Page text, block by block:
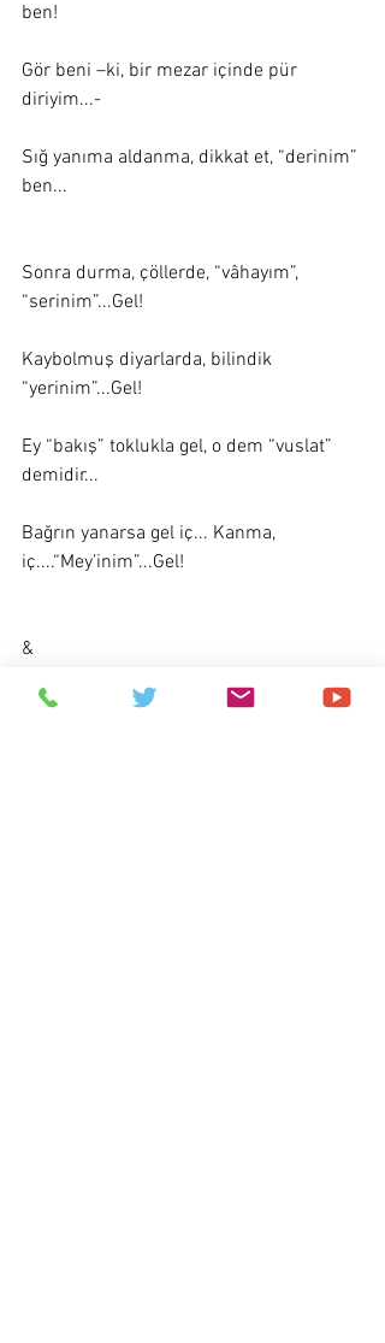
ben!
Gör beni –ki, bir mezar içinde pür
diriyim...-
Sığ yanıma aldanma, dikkat et, “derinim”
ben...
Sonra durma, çöllerde, “vâhayım”,
“serinim”...Gel!
Kaybolmuş diyarlarda, bilindik
“yerinim”...Gel!
Ey “bakış” toklukla gel, o dem “vuslat”
demidir...
Bağrın yanarsa gel iç... Kanma,
iç....“Mey’inim”...Gel!
&